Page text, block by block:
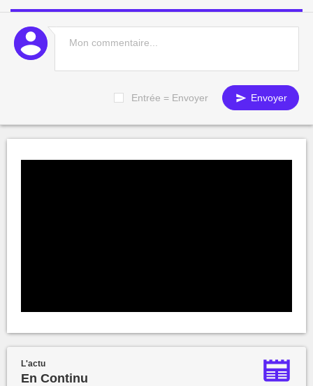
Entrée = Envoyer Envoyer
L'actu
En Continu